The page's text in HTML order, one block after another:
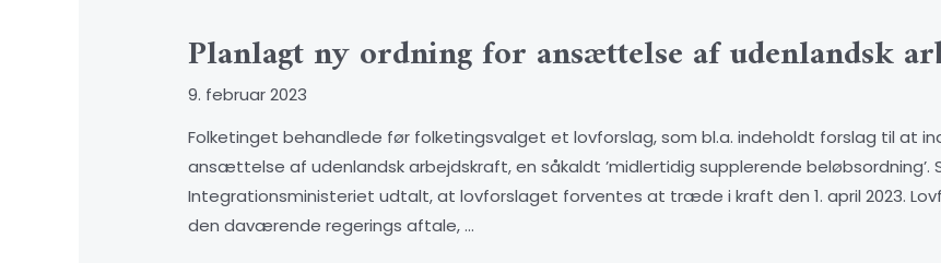
Planlagt ny ordning for ansættelse af udenlandsk
9. februar 2023
Folketinget behandlede før folketingsvalget et lovforslag, som bl.a. indeholdt forslag til at
ansættelse af udenlandsk arbejdskraft, en såkaldt ’midlertidig supplerende
Integrationsministeriet udtalt, at lovforslaget forventes at træde i kraft den 1. april 2023.
den daværende regerings aftale, …